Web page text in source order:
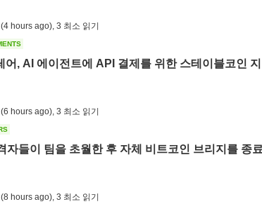
독특한 합의 메커니즘을 통해 네트워크를 보호합니다. 이 모델
록을 생성하는 책임을 집니다. 이 모델은 신뢰할 수 있는 기관
적인 활동으로부터 강력한 블록체인 보호를 제공합니다.
요?
려로 인해 상당한 조사를 받았습니다. 이는 투자자들 사이에서
용자 자금을 위협한 보안 사건과 관련이 있어 운영의 무결성
의 전반적인 위험 프로필에 기여하여 암호화폐 시장에
시장 인사이트
(4 hours ago) 3 최소 읽기
어, AI 에이전트에 API 결제를 위한 스테이블코인
(6 hours ago) 3 최소 읽기
자들이 팀을 초월한 후 자체 비트코인 브리지를 종
(8 hours ago) 3 최소 읽기